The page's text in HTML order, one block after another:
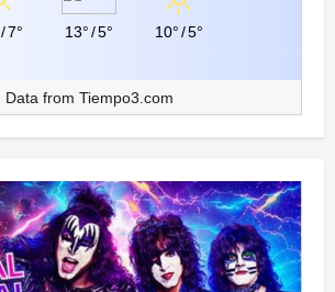
/7° 13°/5° 10°/5°
Data from Tiempo3.com